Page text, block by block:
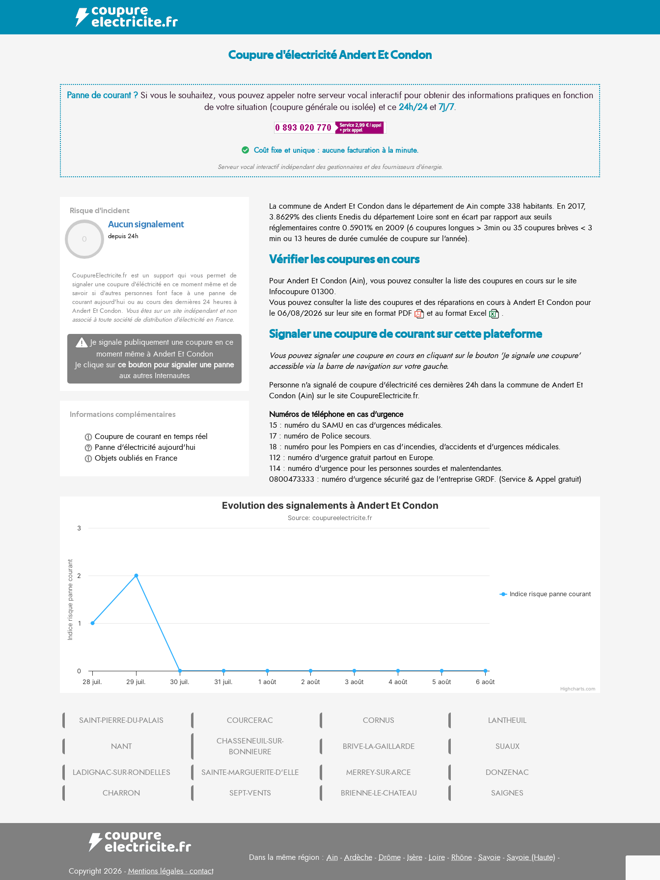
Coupure d'électricité Andert Et Condon
Panne de courant ? Si vous le souhaitez, vous pouvez appeler notre serveur vocal interactif pour obtenir des informations pratiques en fonction
de votre situation (coupure générale ou isolée) et ce 24h/24et7J/7.
Coût fixe et unique : aucune facturation à la minute.
Serveur vocal interactif indépendant des gestionnaires et des fournisseurs d'énergie.
Risque d'incident
0
Aucun signalement
depuis 24h
CoupureElectricite.fr est un support qui vous permet de
signaler une coupure d'éléctricité en ce moment même et de
savoir si d'autres personnes font face à une panne de
courant aujourd'hui ou au cours des dernières 24 heures à
Andert Et Condon. Vous êtes sur un site indépendant et non
associé à toute société de distribution d'électricité en France.
Je signale publiquement une coupure en ce
moment même à Andert Et Condon
Je clique sur ce bouton pour signaler une panne
aux autres Internautes
Informations complémentaires
Coupure de courant en temps réel
Panne d'électricité aujourd'hui
Objets oubliés en France
La commune de Andert Et Condon dans le département de Ain compte 338 habitants. En 2017,
3.8629% des clients Enedis du département Loire sont en écart par rapport aux seuils
réglementaires contre 0.5901% en 2009 (6 coupures longues > 3min ou 35 coupures brèves < 3
min ou 13 heures de durée cumulée de coupure sur l'année).
Vérifier les coupures en cours
Pour Andert Et Condon (Ain), vous pouvez consulter la liste des coupures en cours sur le site
Infocoupure 01300.
Vous pouvez consulter la liste des coupures et des réparations en cours à Andert Et Condon pour
le 06/08/2026 sur leur site en format PDF
et au format Excel .
Signaler une coupure de courant sur cette plateforme
Vous pouvez signaler une coupure en cours en cliquant sur le bouton 'Je signale une coupure'
accessible via la barre de navigation sur votre gauche.
Personne n'a signalé de coupure d'électricité ces dernières 24h dans la commune de Andert Et
Condon (Ain) sur le site CoupureElectricite.fr.
Numéros de téléphone en cas d'urgence
15 : numéro du SAMU en cas d'urgences médicales.
17 : numéro de Police secours.
18 : numéro pour les Pompiers en cas d'incendies, d'accidents et d'urgences médicales.
112 : numéro d'urgence gratuit partout en Europe.
114 : numéro d'urgence pour les personnes sourdes et malentendantes.
0800473333 : numéro d'urgence sécurité gaz de l'entreprise GRDF. (Service & Appel gratuit)
Indice risque panne courant
Evolution des signalements à Andert Et Condon
Source: coupureelectricite.fr
Indice risque panne courant
28 juil. 29 juil. 30 juil. 31 juil. 1 août 2 août 3 août 4 août 5 août 6 août
0
1
2
3
Highcharts.com
SAINT-PIERRE-DU-PALAIS COURCERAC CORNUS LANTHEUIL
NANT
CHASSENEUIL-SUR-
BONNIEURE
BRIVE-LA-GAILLARDE SUAUX
LADIGNAC-SUR-RONDELLES SAINTE-MARGUERITE-D'ELLE MERREY-SUR-ARCE
DONZENAC
CHARRON
SEPT-VENTS BRIENNE-LE-CHATEAU SAIGNES
Copyright 2026 -Mentions légales - contact
Dans la même région : Ain -Ardèche -Drôme -Isère -Loire -Rhône -Savoie -Savoie (Haute) -